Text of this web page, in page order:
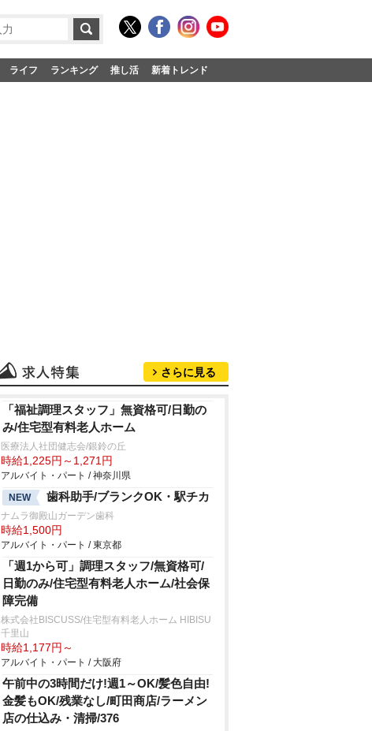
ライフ ランキング 推し活 新着トレンド
さらに見る
「福祉調理スタッフ」無資格可/日勤の
み/住宅型有料老人ホーム
医療法人社団健志会/銀鈴の丘
時給1,225円～1,271円
アルバイト・パート / 神奈川県
NEW
歯科助手/ブランクOK・駅チカ
ナムラ御殿山ガーデン歯科
時給1,500円
アルバイト・パート / 東京都
「週1から可」調理スタッフ/無資格可/
日勤のみ/住宅型有料老人ホーム/社会保
障完備
株式会社BISCUSS/住宅型有料老人ホーム HIBISU
千里山
時給1,177円～
アルバイト・パート / 大阪府
午前中の3時間だけ!週1～OK/髪色自由!
金髪もOK/残業なし/町田商店/ラーメン
店の仕込み・清掃/376